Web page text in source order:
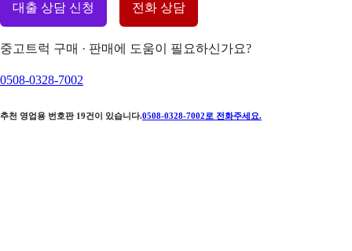
대출 상담 신청 전화 상담
중고트럭 구매 · 판매에 도움이 필요하신가요?
0508-0328-7002
추천 영업용 번호판 19건이 있습니다.0508-0328-7002 로 전화주세요.